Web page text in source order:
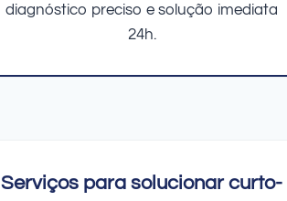
diagnóstico preciso e solução imediata
24h.
Serviços para solucionar curto-